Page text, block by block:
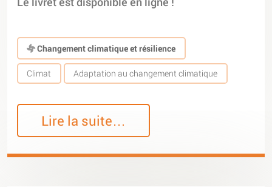
Changement climatique et résilience
Climat Adaptation au changement climatique
Lire la suite…